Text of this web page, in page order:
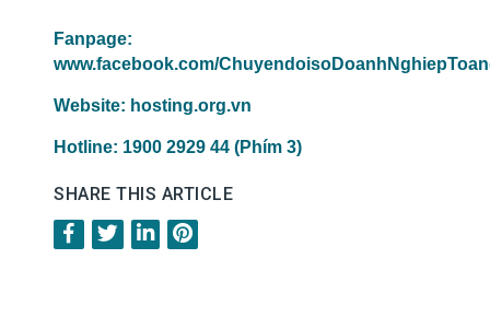
Fanpage:
www.facebook.com/
Website: hosting.org.vn
Hotline: 1900 2929 44 (Phím 3)
SHARE THIS ARTICLE